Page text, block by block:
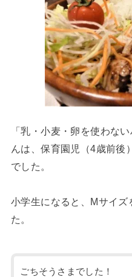
「乳・小麦・卵を使わな
んは、保育園児（4歳前後
でした。
小学生になると、Mサイ
た。
ごちそうさまでした！